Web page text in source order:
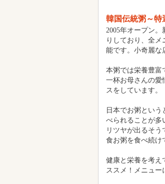
韓国伝統粥～特
2005年オープン
りしており、全
能です。小奇麗な
本粥では栄養豊富
一杯お母さんの愛
スをしています。
日本でお粥とい
べられることが多
リツヤが出るそ
食お粥を食べ続け
健康と栄養を考
ススメ！メニュー